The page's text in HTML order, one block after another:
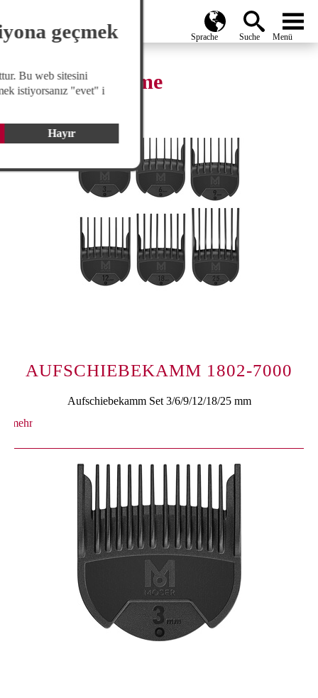
Global search menu
Aufsteckkämme
AUFSCHIEBEKAMM 1802-7000
Aufschiebekamm Set 3/6/9/12/18/25 mm
mehr
geçmek
Bu web sitesini
istiyorsanız "evet" i
Hayır